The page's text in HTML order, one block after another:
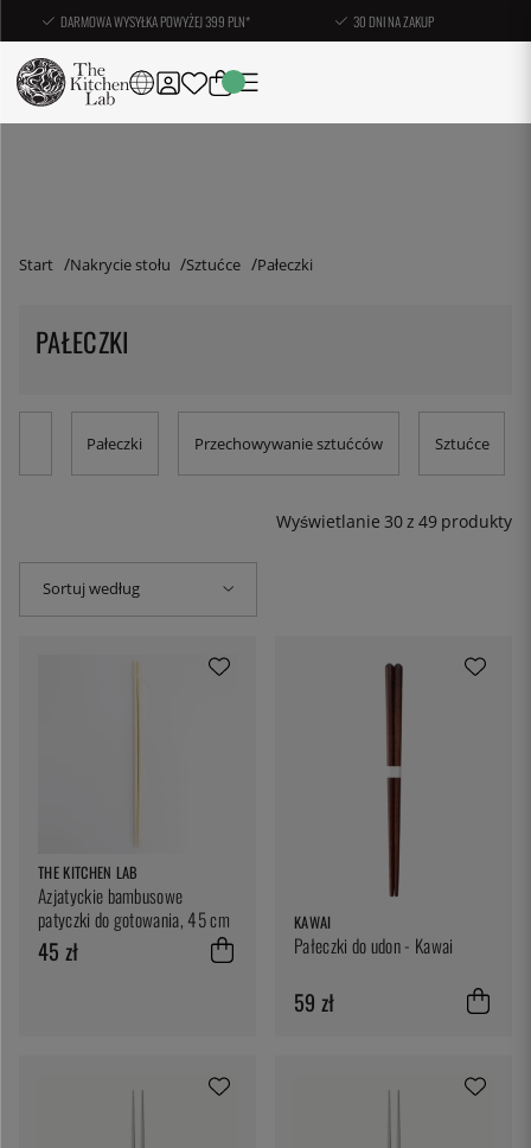
DARMOWA WYSYŁKA POWYŻEJ 399 PLN* 30 DNI NA ZAKUP
Start Nakrycie stołu Sztućce Pałeczki
PAŁECZKI
Pałeczki Przechowywanie sztućców Sztućce
Wyświetlanie 30z 49 produkty
Sortuj według
THE KITCHEN LAB
Azjatyckie bambusowe
patyczki do gotowania, 45 cm
45 zł
KAWAI
Pałeczki do udon - Kawai
59 zł